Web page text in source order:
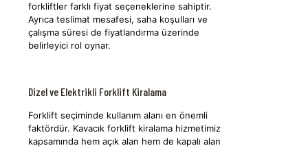
forkliftler farklı fiyat seçeneklerine sahiptir.
Ayrıca teslimat mesafesi, saha koşulları ve
çalışma süresi de fiyatlandırma üzerinde
belirleyici rol oynar.
Dizel ve Elektrikli Forklift Kiralama
Forklift seçiminde kullanım alanı en önemli
faktördür. Kavacık forklift kiralama hizmetimiz
kapsamında hem açık alan hem de kapalı alan